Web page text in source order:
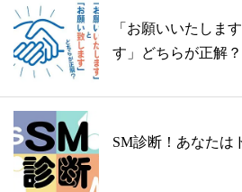
「お願いいたしま
す」どちらが正解
SM診断！あなたは